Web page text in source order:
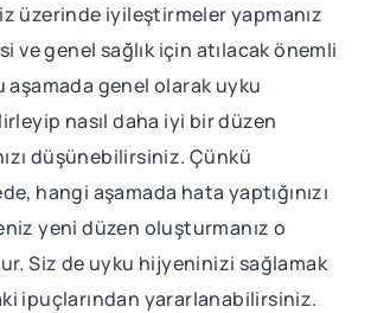
üzerinde iyileştirmeler yapmanız
ve genel sağlık için atılacak önemli
aşamada genel olarak uyku
nasıl daha iyi bir düzen
düşünebilirsiniz. Çünkü
hangi aşamada hata yaptığınızı
yeni düzen oluşturmanız o
Siz de uyku hijyeninizi sağlamak
ipuçlarından yararlanabilirsiniz.